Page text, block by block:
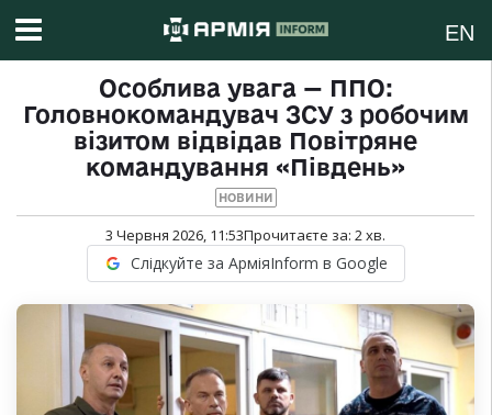
EN
Особлива увага — ППО:
Головнокомандувач ЗСУ з робочим
візитом відвідав Повітряне
командування «Південь»
НОВИНИ
3 Червня 2026, 11:53Прочитаєте за: 2хв.
Слідкуйте за АрміяInform в Google